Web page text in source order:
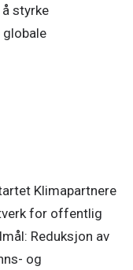
styrke
Klimapartnere
for offentlig
Reduksjon av
og